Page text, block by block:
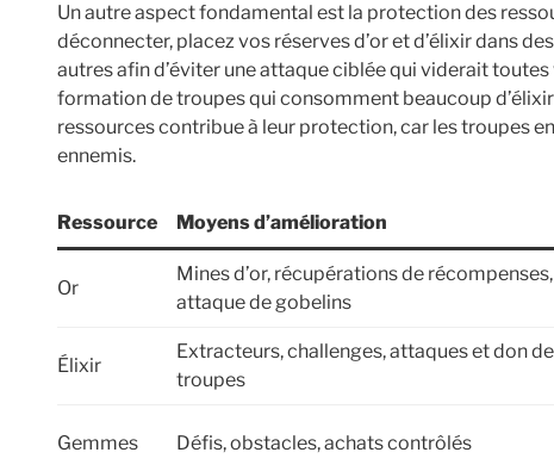
Un autre aspect fondamental est la protection des
déconnecter, placez vos réserves d’or et d’élixir dans
autres afin d’éviter une attaque ciblée qui viderait toutes
formation de troupes qui consomment beaucoup
ressources contribue à leur protection, car les troupes
ennemis.
Ressource Moyens d’amélioration
Or
Mines d’or, récupérations de récompenses,
attaque de gobelins
Élixir
Extracteurs, challenges, attaques et don de
troupes
Gemmes Défis, obstacles, achats contrôlés